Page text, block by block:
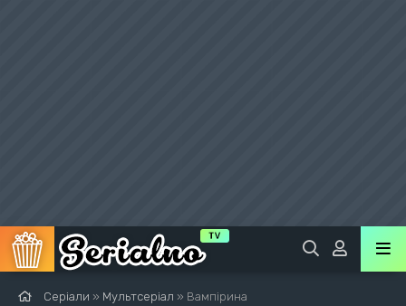
Серіали » Мультсеріал » Вампірина